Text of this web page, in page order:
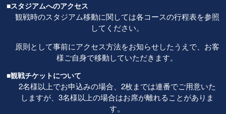
■スタジアムへのアクセス
観戦時のスタジアム移動に関しては各コースの行程表を参照
してください。
原則として事前にアクセス方法をお知らせしたうえで、お客
様ご自身で移動していただきます。
■観戦チケットについて
2名様以上でお申込みの場合、2枚までは連番でご用意いた
しますが、3名様以上の場合はお席が離れることがありま
す。